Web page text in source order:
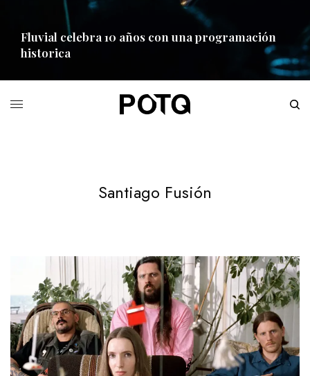
Fluvial celebra 10 años con una programación
historica
Santiago Fusión